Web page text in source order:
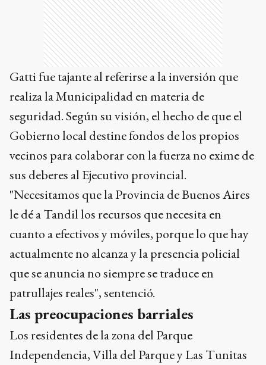
Gatti fue tajante al referirse a la inversión que
realiza la Municipalidad en materia de
seguridad. Según su visión, el hecho de que el
Gobierno local destine fondos de los propios
vecinos para colaborar con la fuerza no exime de
sus deberes al Ejecutivo provincial.
"Necesitamos que la Provincia de Buenos Aires
le dé a Tandil los recursos que necesita en
cuanto a efectivos y móviles, porque lo que hay
actualmente no alcanza y la presencia policial
que se anuncia no siempre se traduce en
patrullajes reales", sentenció.
Las preocupaciones barriales
Los residentes de la zona del Parque
Independencia, Villa del Parque y Las Tunitas